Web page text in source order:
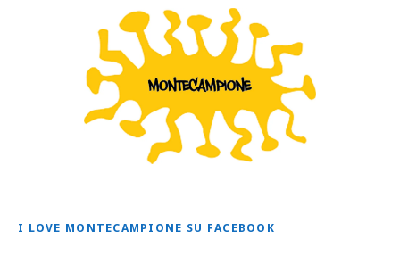
I LOVE MONTECAMPIONE SU FACEBOOK